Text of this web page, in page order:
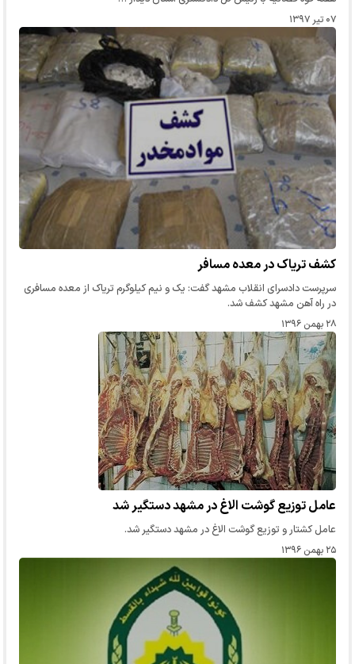
۰۷ تیر ۱۳۹۷
کشف تریاک در معده مسافر
سرپرست دادسرای انقلاب مشهد گفت: یک و نیم کیلوگرم تریاک از معده مسافری
در راه آهن مشهد کشف شد.
۲۸ بهمن ۱۳۹۶
عامل توزیع گوشت الاغ در مشهد دستگیر شد
عامل کشتار و توزیع گوشت الاغ در مشهد دستگیر شد.
۲۵ بهمن ۱۳۹۶